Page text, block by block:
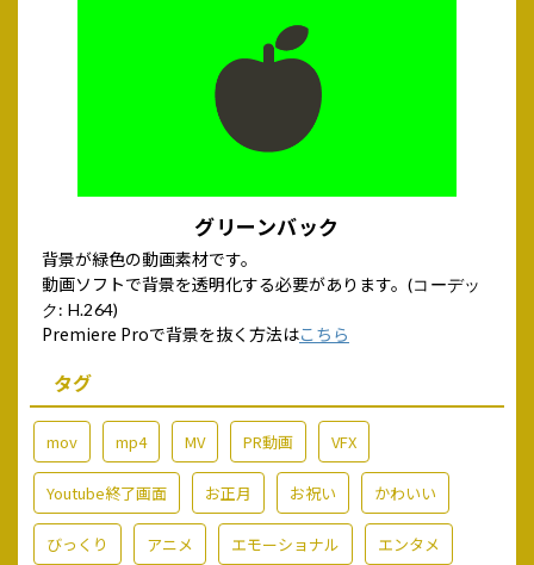
グリーンバック
背景が緑色の動画素材です。
動画ソフトで背景を透明化する必要があります。 (コーデッ
ク: H.264)
Premiere Proで背景を抜く方法はこちら
タグ
mov mp4 MV PR動画 VFX
Youtube終了画面 お正月 お祝い かわいい
びっくり アニメ エモーショナル エンタメ